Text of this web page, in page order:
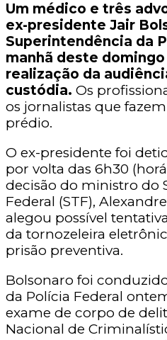
Um médico e três
ex-presidente Jair
Superintendência da
manhã deste domingo
realização da
custódia. Os
os jornalistas que
prédio.
O ex-presidente foi
por volta das 6h30
decisão do ministro do
Federal (STF),
alegou possível
da tornozeleira
prisão preventiva.
Bolsonaro foi
da Polícia Federal
exame de corpo de
Nacional de